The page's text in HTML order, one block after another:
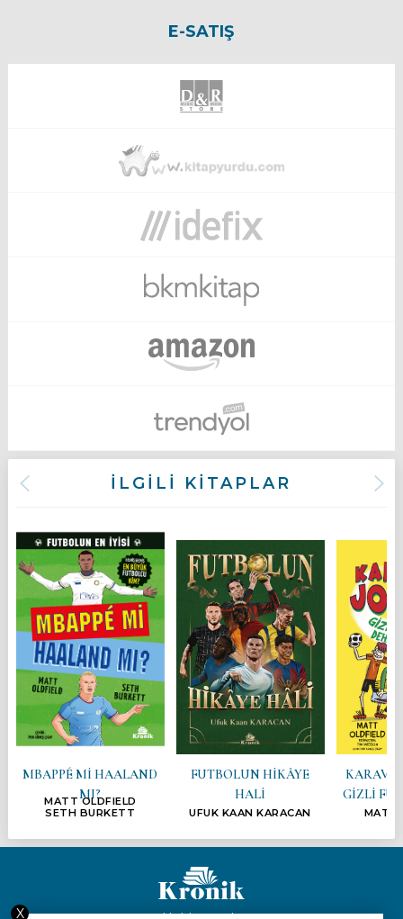
E-SATIŞ
İLGİLİ KİTAPLAR
MBAPPÉ Mİ HAALAND
MI?
MATT OLDFIELD
SETH BURKETT
FUTBOLUN HİKÂYE
HALİ
UFUK KAAN KARACAN
GİZLİ
MATT
X